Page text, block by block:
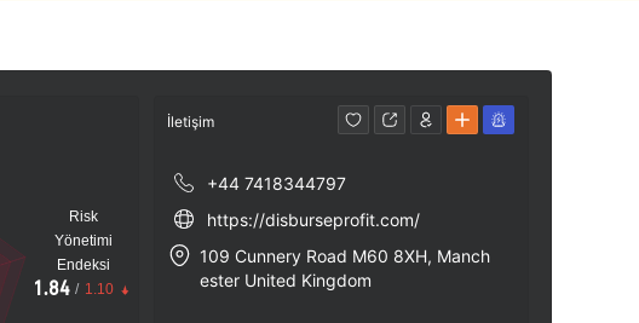
Risk
Yönetimi
Endeksi
1.84 / 1.10
İletişim
+44 7418344797
https://disburseprofit.com/
109 Cunnery Road M60 8XH, Manch
ester United Kingdom